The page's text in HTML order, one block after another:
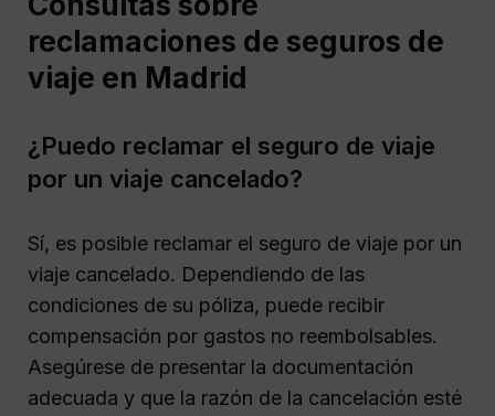
reclamaciones de seguros de
viaje en Madrid
¿Puedo reclamar el seguro de viaje
por un viaje cancelado?
Sí, es posible reclamar el seguro de viaje por un
viaje cancelado. Dependiendo de las
condiciones de su póliza, puede recibir
compensación por gastos no reembolsables.
Asegúrese de presentar la documentación
adecuada y que la razón de la cancelación esté